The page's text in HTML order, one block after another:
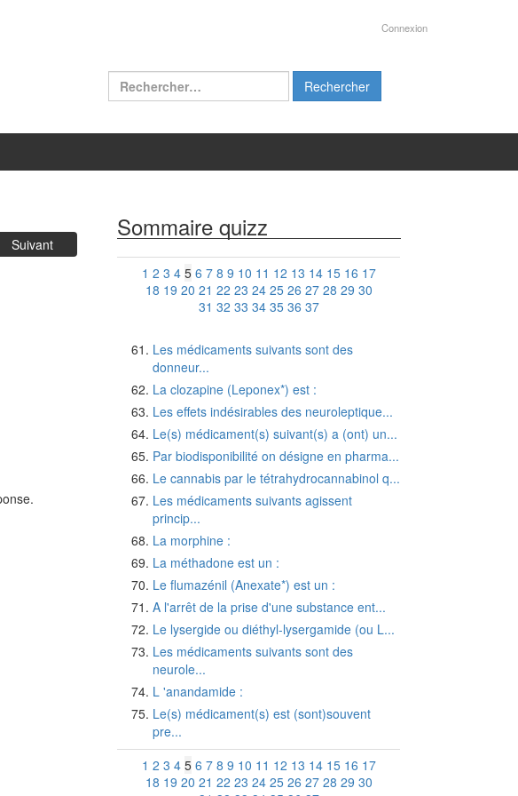
Connexion
Rechercher :
Suivant
Sommaire quizz
1 2 3 4 5 6 7 8 9 10 11 12 13 14 15 16 17
18 19 20 21 22 23 24 25 26 27 28 29 30
31 32 33 34 35 36 37
Les médicaments suivants sont des
donneur...
La clozapine (Leponex*) est :
Les effets indésirables des neuroleptique...
Le(s) médicament(s) suivant(s) a (ont) un...
Par biodisponibilité on désigne en pharma...
Le cannabis par le tétrahydrocannabinol q...
Les médicaments suivants agissent
princip...
La morphine :
La méthadone est un :
Le flumazénil (Anexate*) est un :
A l'arrêt de la prise d'une substance ent...
Le lysergide ou diéthyl-lysergamide (ou L...
Les médicaments suivants sont des
neurole...
L 'anandamide :
Le(s) médicament(s) est (sont)souvent
pre...
1 2 3 4 5 6 7 8 9 10 11 12 13 14 15 16 17
18 19 20 21 22 23 24 25 26 27 28 29 30